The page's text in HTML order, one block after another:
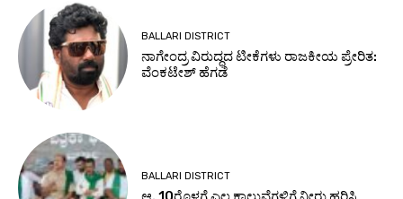
BALLARI DISTRICT
ನಾಗೇಂದ್ರ ವಿರುದ್ಧದ ಟೀಕೆಗಳು ರಾಜಕೀಯ ಪ್ರೇರಿತ:
ವೆಂಕಟೇಶ್ ಹೆಗಡೆ
BALLARI DISTRICT